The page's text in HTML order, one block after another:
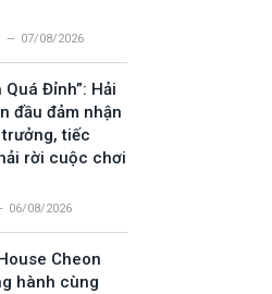
07/08/2026
Quá Đỉnh”: Hải
đầu đảm nhận
tiếc
rời cuộc chơi
06/08/2026
Cheon
hành cùng